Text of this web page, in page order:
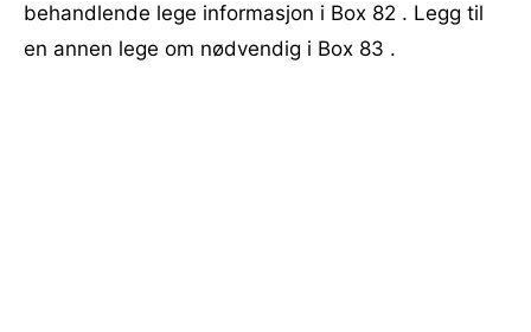
behandlende lege informasjon i Box 82 . Legg til
en annen lege om nødvendig i Box 83 .